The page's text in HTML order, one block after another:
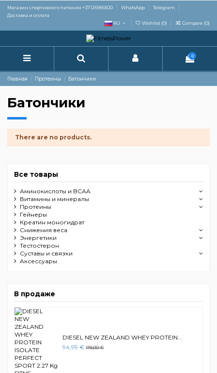
Магазин спортивного питания +37126966500 WhatsApp
Telegram
Доставка и оплата
RU
Wishlist (0) Compare (0)
0
Главная Протеины Батончики
Батончики
There are no products.
Все товары
Аминокислоты и BCAA
Витамины и минералы
Протеины
Гейнеры
Креатин моногидрат
Снижения веса
Энергетики
Тестостерон
Суставы и связки
Aксессуары
В продаже
DIESEL NEW ZEALAND WHEY PROTEIN...
94,99 € 119,00 €